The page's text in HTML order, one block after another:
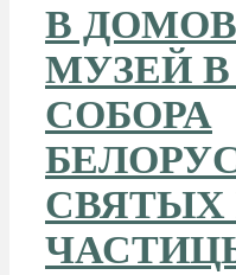
В
МУЗЕЙ
СОБОРА